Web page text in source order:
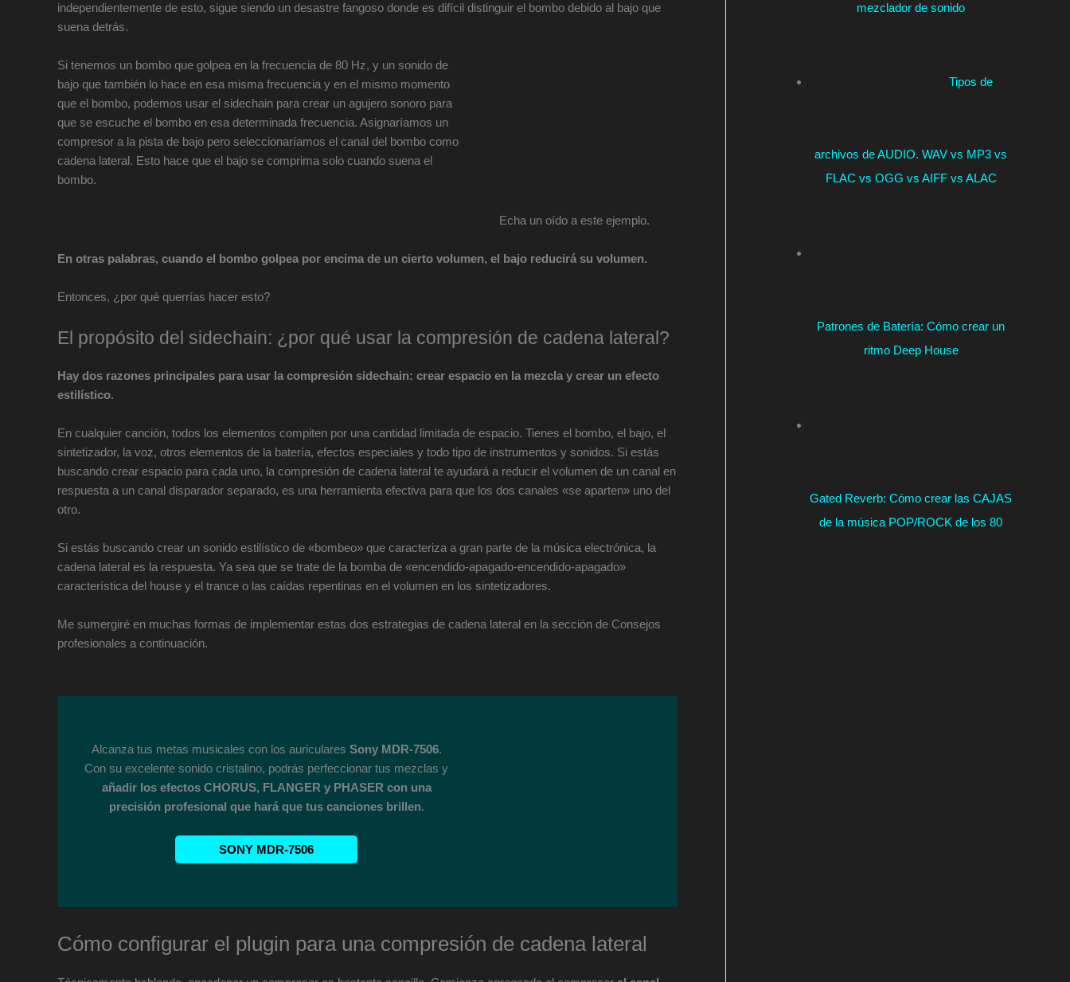
independientemente de esto, sigue siendo un desastre fangoso donde es difícil distinguir el bombo debido al bajo que
suena detrás.
Si tenemos un bombo que golpea en la frecuencia de 80 Hz, y un sonido de
bajo que también lo hace en esa misma frecuencia y en el mismo momento
que el bombo, podemos usar el sidechain para crear un agujero sonoro para
que se escuche el bombo en esa determinada frecuencia. Asignaríamos un
compresor a la pista de bajo pero seleccionaríamos el canal del bombo como
cadena lateral. Esto hace que el bajo se comprima solo cuando suena el
bombo.
Echa un oído a este ejemplo.
En otras palabras, cuando el bombo golpea por encima de un cierto volumen, el bajo reducirá su volumen.
Entonces, ¿por qué querrías hacer esto?
El propósito del sidechain: ¿por qué usar la compresión de cadena lateral?
Hay dos razones principales para usar la compresión sidechain: crear espacio en la mezcla y crear un efecto
estilístico.
En cualquier canción, todos los elementos compiten por una cantidad limitada de espacio. Tienes el bombo, el bajo, el
sintetizador, la voz, otros elementos de la batería, efectos especiales y todo tipo de instrumentos y sonidos. Si estás
buscando crear espacio para cada uno, la compresión de cadena lateral te ayudará a reducir el volumen de un canal en
respuesta a un canal disparador separado, es una herramienta efectiva para que los dos canales «se aparten» uno del
otro.
Si estás buscando crear un sonido estilístico de «bombeo» que caracteriza a gran parte de la música electrónica, la
cadena lateral es la respuesta. Ya sea que se trate de la bomba de «encendido-apagado-encendido-apagado»
característica del house y el trance o las caídas repentinas en el volumen en los sintetizadores.
Me sumergiré en muchas formas de implementar estas dos estrategias de cadena lateral en la sección de Consejos
profesionales a continuación.
Alcanza tus metas musicales con los auriculares Sony MDR-7506.
Con su excelente sonido cristalino, podrás perfeccionar tus mezclas y
añadir los efectos CHORUS, FLANGER y PHASER con una
precisión profesional que hará que tus canciones brillen.
SONY MDR-7506
Cómo configurar el plugin para una compresión de cadena lateral
mezclador de sonido
Tipos de
archivos de AUDIO. WAV vs MP3 vs
FLAC vs OGG vs AIFF vs ALAC
Patrones de Batería: Cómo crear un
ritmo Deep House
Gated Reverb: Cómo crear las CAJAS
de la música POP/ROCK de los 80